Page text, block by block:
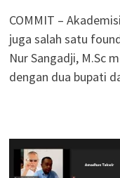
COMMIT –
juga salah satu
Nur Sangadji, M.Sc
dengan dua bupati